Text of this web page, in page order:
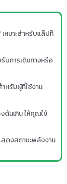
หมาะสำหรับแล็ปท็
บการเดินทางหรือ
หรับผู้ที่ใช้งาน
ดันเกิน ให้คุณใช้
ดงสถานะพลังงาน